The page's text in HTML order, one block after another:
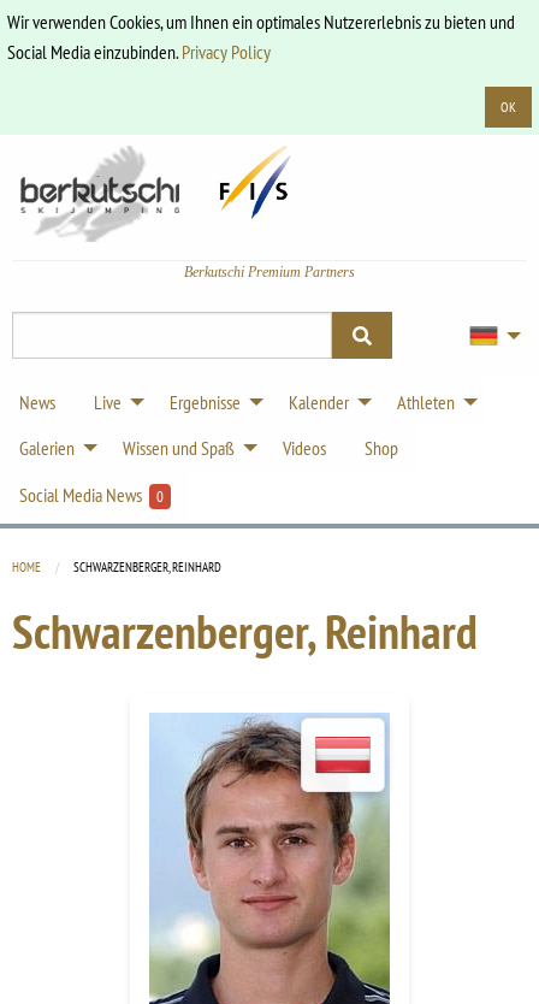
Wir verwenden Cookies, um Ihnen ein optimales Nutzererlebnis zu bieten und
Social Media einzubinden.Privacy Policy
OK
Berkutschi Premium Partners
News Live Ergebnisse Kalender
Athleten
Galerien
Wissen und Spaß Videos
Shop
Social Media News
0
HOME CURRENT:
SCHWARZENBERGER, REINHARD
Schwarzenberger, Reinhard